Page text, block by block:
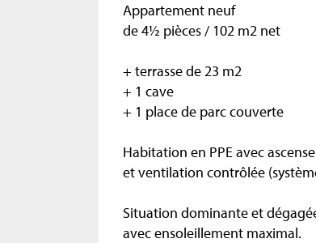
Appartement neuf
de 4½ pièces / 102 m2 net
+ terrasse de 23 m2
+ 1 cave
+ 1 place de parc couverte
Habitation en PPE avec
et ventilation contrôlée
Situation dominante et
avec ensoleillement maximal.